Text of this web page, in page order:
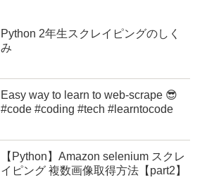
Python 2年生スクレイピングのしく
み
Easy way to learn to web-scrape 😎
#code #coding #tech #learntocode
【Python】Amazon selenium スクレ
イピング 複数画像取得方法【part2】